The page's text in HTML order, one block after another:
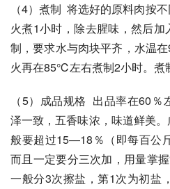
（4）煮制  将选好的原料肉按
火煮1小时，除去腥味，然后
制，要求水与肉块平齐，水温
火再在85℃左右煮制2小时。煮
（5）成品规格  出品率在60
泽一致，五香味浓，味道鲜美
般要超过15―18％（即每百公
而且一定要分三次加，用量掌握
一般分3次擦盐，第1次为初盐